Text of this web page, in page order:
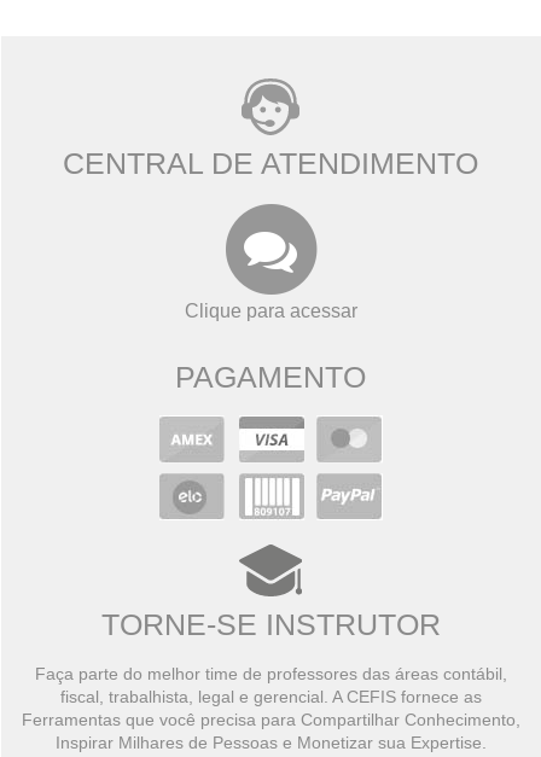
CENTRAL DE ATENDIMENTO
Clique para acessar
PAGAMENTO
TORNE-SE INSTRUTOR
Faça parte do melhor time de professores das áreas contábil,
fiscal, trabalhista, legal e gerencial. A CEFIS fornece as
Ferramentas que você precisa para Compartilhar Conhecimento,
Inspirar Milhares de Pessoas e Monetizar sua Expertise.